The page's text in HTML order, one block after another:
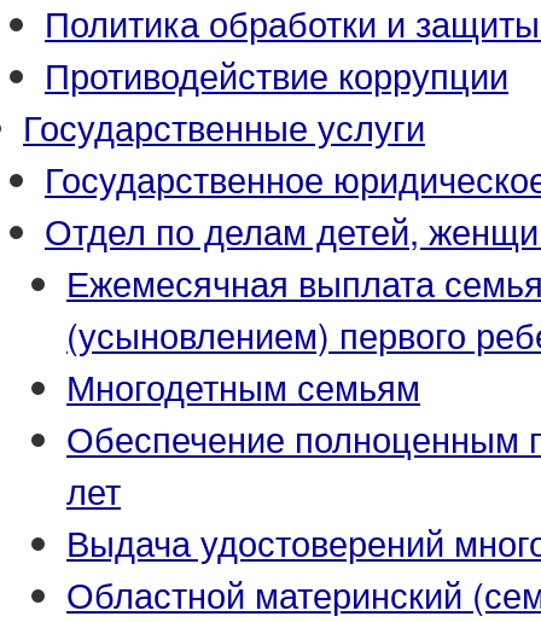
Политика обработки и
Противодействие коррупции
Государственные услуги
Государственное
Отдел по делам детей,
Ежемесячная выплата
(усыновлением) первого
Многодетным семьям
Обеспечение полноценным
лет
Выдача удостоверений
Областной материнский